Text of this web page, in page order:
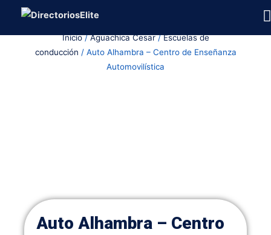
Inicio/Aguachica Cesar/Escuelas de
conducción / Auto Alhambra – Centro de Enseñanza
Automovilística
Auto Alhambra – Centro